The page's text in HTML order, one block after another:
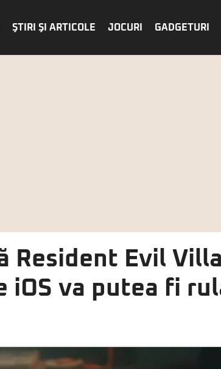
ŞTIRI ŞI ARTICOLE JOCURI GADGETURI
Resident Evil
iOS va putea fi